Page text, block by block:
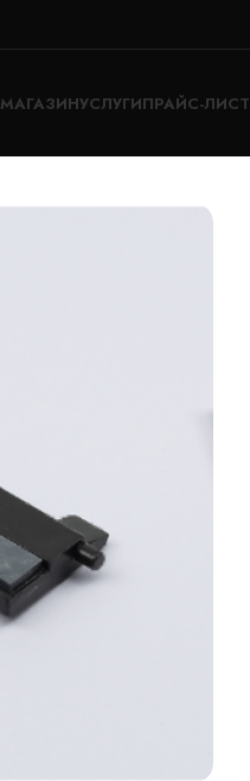
МАГАЗИНУСЛУГИПРАЙС-ЛИСТ